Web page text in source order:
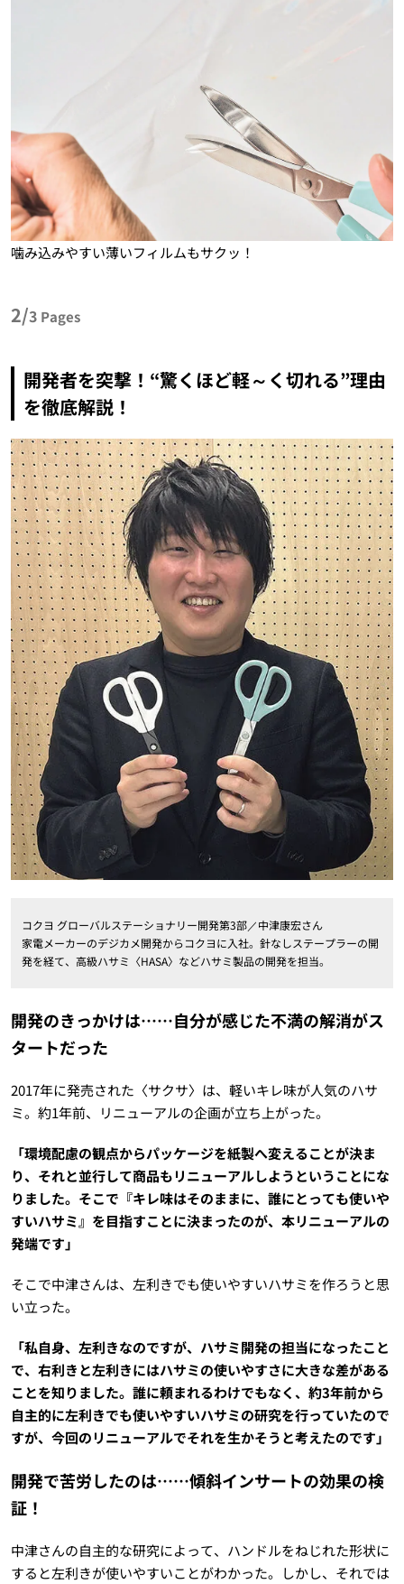
噛み込みやすい薄いフィルムもサクッ！
2/3 Pages
開発者を突撃！“驚くほど軽～く切れる”理由
を徹底解説！
コクヨ グローバルステーショナリー開発第3部／中津康宏さん
家電メーカーのデジカメ開発からコクヨに入社。針なしステープラーの開
発を経て、高級ハサミ〈HASA〉などハサミ製品の開発を担当。
開発のきっかけは……自分が感じた不満の解消がス
タートだった
2017年に発売された〈サクサ〉は、軽いキレ味が人気のハサ
ミ。約1年前、リニューアルの企画が立ち上がった。
「環境配慮の観点からパッケージを紙製へ変えることが決ま
り、それと並行して商品もリニューアルしようということにな
りました。そこで『キレ味はそのままに、誰にとっても使いや
すいハサミ』を目指すことに決まったのが、本リニューアルの
発端です」
そこで中津さんは、左利きでも使いやすいハサミを作ろうと思
い立った。
「私自身、左利きなのですが、ハサミ開発の担当になったこと
で、右利きと左利きにはハサミの使いやすさに大きな差がある
ことを知りました。誰に頼まれるわけでもなく、約3年前から
自主的に左利きでも使いやすいハサミの研究を行っていたので
すが、今回のリニューアルでそれを生かそうと考えたのです」
開発で苦労したのは……傾斜インサートの効果の検
証！
中津さんの自主的な研究によって、ハンドルをねじれた形状に
すると左利きが使いやすいことがわかった。しかし、それでは